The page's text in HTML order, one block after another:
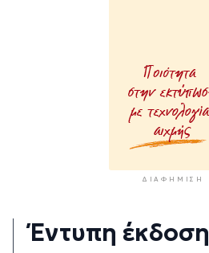
ΔΙΑΦΉΜΙΣΗ
Έντυπη έκδοση